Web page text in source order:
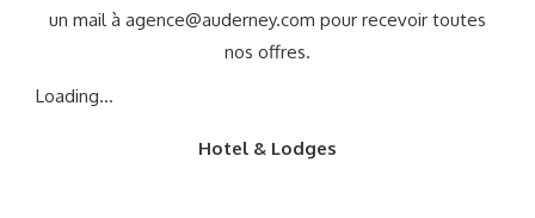
un mail à agence@auderney.com pour recevoir toutes
nos offres.
Loading...
Hotel & Lodges